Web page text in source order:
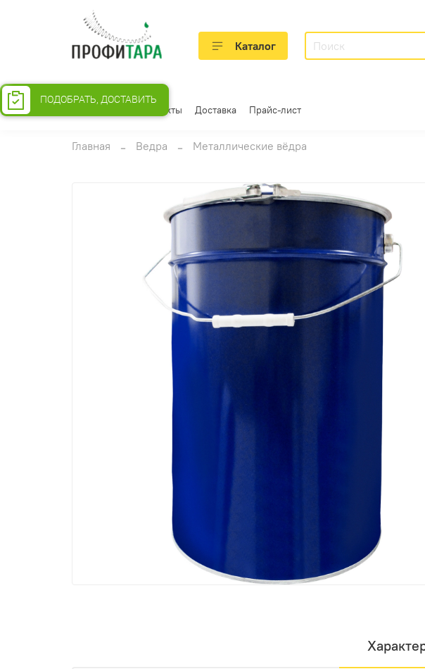
Каталог
Контакты Доставка Прайс-лист
Главная Ведра Металлические вёдра
ПОДОБРАТЬ, ДОСТАВИТЬ